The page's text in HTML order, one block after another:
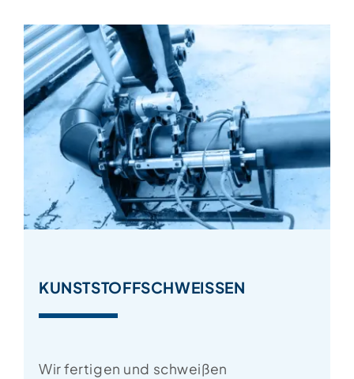
KUNSTSTOFFSCHWEISSEN
Wir fertigen und schweißen